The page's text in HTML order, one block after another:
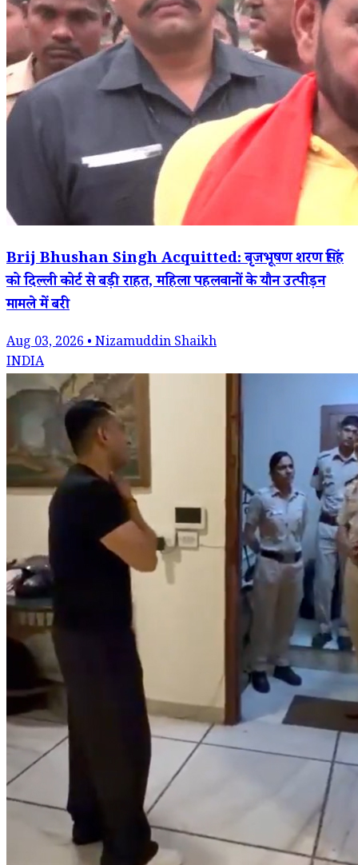
Brij Bhushan Singh Acquitted: बृजभूषण शरण सिंह
को दिल्ली कोर्ट से बड़ी राहत, महिला पहलवानों के यौन उत्पीड़न
मामले में बरी
Aug 03, 2026 • Nizamuddin Shaikh
INDIA